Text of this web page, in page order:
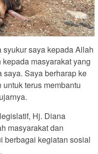
syukur saya kepada Allah
masyarakat yang
Saya berharap ke
terus membantu
Hj. Diana
masyarakat dan
berbagai kegiatan sosial